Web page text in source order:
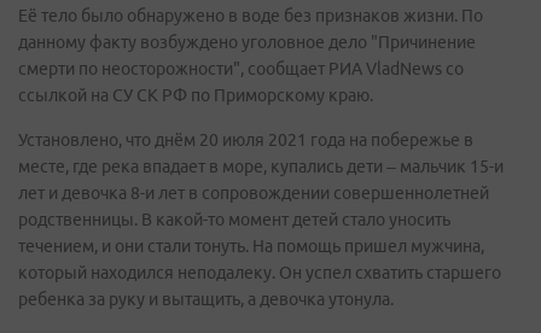
Её тело было обнаружено в воде без признаков жизни. По
данному факту возбуждено уголовное дело "Причинение
смерти по неосторожности", сообщает РИА VladNews со
ссылкой на СУ СК РФ по Приморскому краю.
Установлено, что днём 20 июля 2021 года на побережье в
месте, где река впадает в море, купались дети – мальчик 15-и
лет и девочка 8-и лет в сопровождении совершеннолетней
родственницы. В какой-то момент детей стало уносить
течением, и они стали тонуть. На помощь пришел мужчина,
который находился неподалеку. Он успел схватить старшего
ребенка за руку и вытащить, а девочка утонула.